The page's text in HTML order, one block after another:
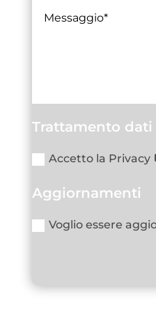
Trattamento dati
Accetto la Privacy
Aggiornamenti
Voglio essere